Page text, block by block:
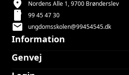
location_on Nordens Alle 1, 9700 Brønderslev
smartphone 99 45 47 30
mail ungdomsskolen@99454545.dk
Information
Genvej